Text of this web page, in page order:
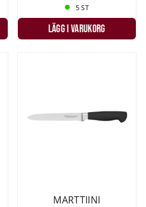
5 ST
LÄGG I VARUKORG
MARTTIINI